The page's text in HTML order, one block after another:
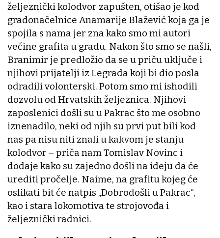
željeznički kolodvor zapušten, otišao je kod
gradonačelnice Anamarije Blažević koja ga je
spojila s nama jer zna kako smo mi autori
većine grafita u gradu. Nakon što smo se našli,
Branimir je predložio da se u priču uključe i
njihovi prijatelji iz Legrada koji bi dio posla
odradili volonterski. Potom smo mi ishodili
dozvolu od Hrvatskih željeznica. Njihovi
zaposlenici došli su u Pakrac što me osobno
iznenadilo, neki od njih su prvi put bili kod
nas pa nisu niti znali u kakvom je stanju
kolodvor – priča nam Tomislav Novinc i
dodaje kako su zajedno došli na ideju da će
urediti pročelje. Naime, na grafitu kojeg će
oslikati bit će natpis „Dobrodošli u Pakrac“,
kao i stara lokomotiva te strojovođa i
željeznički radnici.